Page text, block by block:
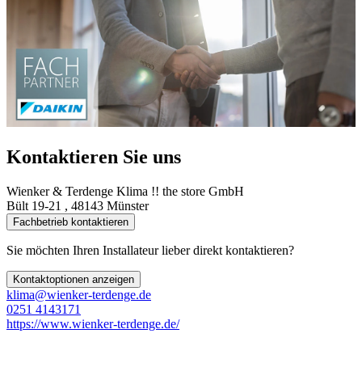
Kontaktieren Sie uns
Wienker & Terdenge Klima !! the store GmbH
Bült 19-21 , 48143 Münster
Fachbetrieb kontaktieren
Sie möchten Ihren Installateur lieber direkt kontaktieren?
Kontaktoptionen anzeigen
klima@wienker-terdenge.de
0251 4143171
https://www.wienker-terdenge.de/